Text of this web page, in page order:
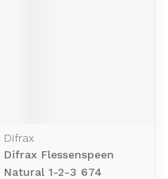
Difrax
Difrax Flessenspeen
Natural 1-2-3 674